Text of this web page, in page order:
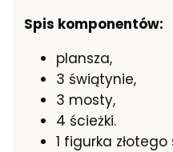
Spis komponentów:
plansza,
3 świątynie,
3 mosty,
4 ścieżki.
1 figurka